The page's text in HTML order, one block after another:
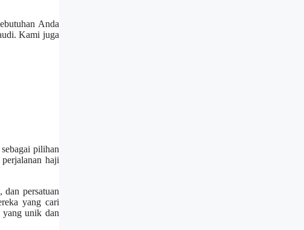
Anda
Kami juga
pilihan
haji
persatuan
yang cari
yang unik dan